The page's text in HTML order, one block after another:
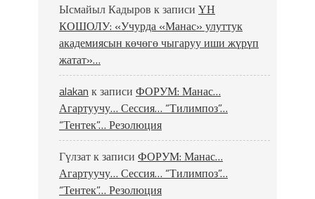
Ысмайыл Кадыров к записи ҮН
КОШОЛУ: «Учурда «Манас» улуттук
академиясын көчөгө чыгаруу иши жүрүп
жатат»…
alakan к записи ФОРУМ: Манас…
Агартуучу… Сессия… “Тилимпоз”…
“Тентек”… Резолюция
Гүлзатк записи ФОРУМ: Манас…
Агартуучу… Сессия… “Тилимпоз”…
“Тентек”… Резолюция